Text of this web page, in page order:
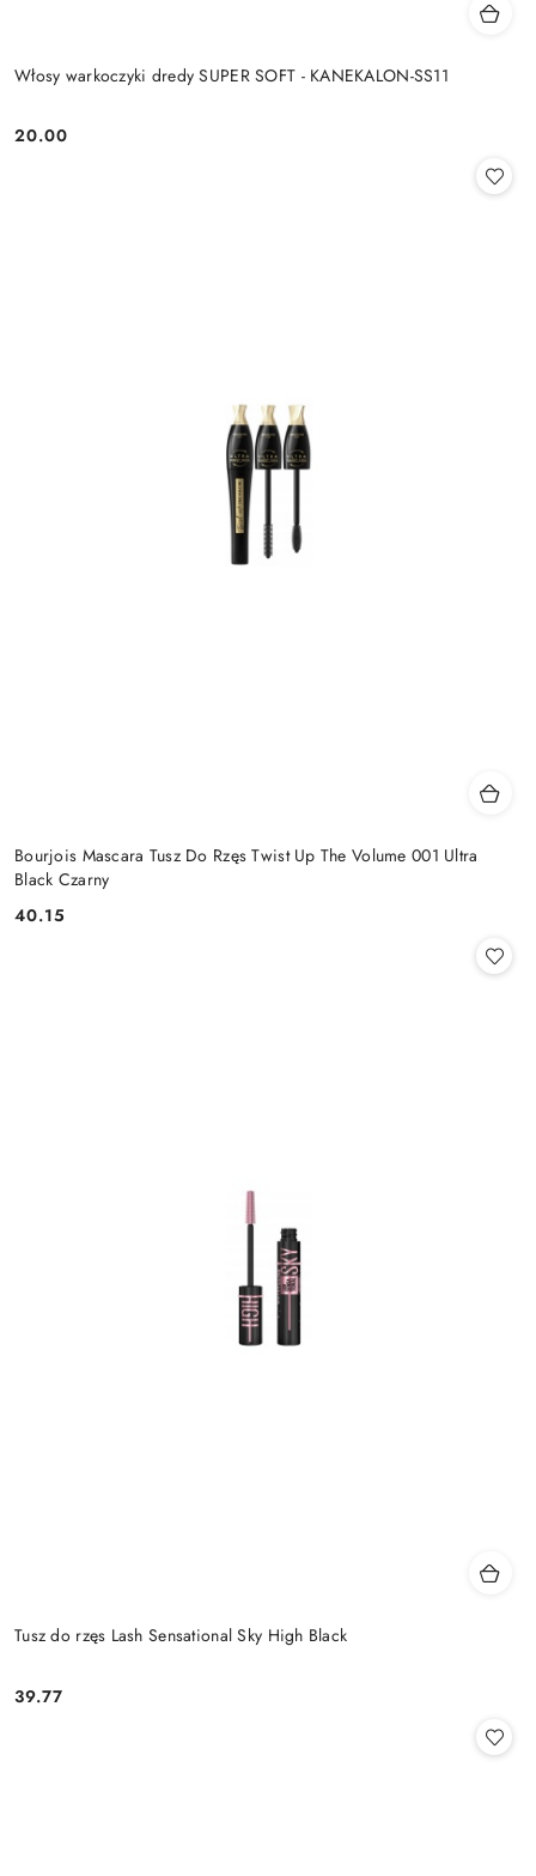
Włosy warkoczyki dredy SUPER SOFT - KANEKALON-SS11
Cena:
20.00
Bourjois Mascara Tusz Do Rzęs Twist Up The Volume 001 Ultra
Black Czarny
Cena:
40.15
Tusz do rzęs Lash Sensational Sky High Black
Cena:
39.77